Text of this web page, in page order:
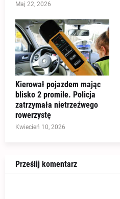
Maj 22, 2026
Kierował pojazdem mając
blisko 2 promile. Policja
zatrzymała nietrzeźwego
rowerzystę
Kwiecień 10, 2026
Prześlij komentarz